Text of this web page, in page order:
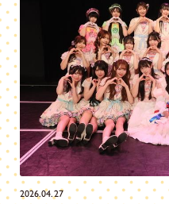
2026.04.27